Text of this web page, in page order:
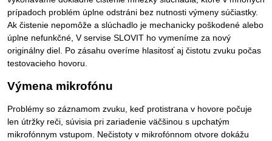
prípadoch problém úplne odstráni bez nutnosti výmeny súčiastky.
Ak čistenie nepomôže a slúchadlo je mechanicky poškodené alebo
úplne nefunkčné, V servise SLOVIT ho vymeníme za nový
originálny diel. Po zásahu overíme hlasitosť aj čistotu zvuku počas
testovacieho hovoru.
Výmena mikrofónu
Problémy so záznamom zvuku, keď protistrana v hovore počuje
len útržky reči, súvisia pri zariadenie väčšinou s upchatým
mikrofónnym vstupom. Nečistoty v mikrofónnom otvore dokážu